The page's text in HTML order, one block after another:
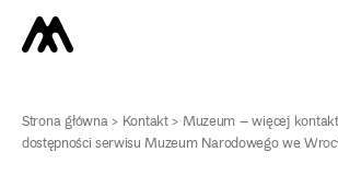
Strona główna> Kontakt> Muzeum – więcej
dostępności serwisu Muzeum Narodowego we